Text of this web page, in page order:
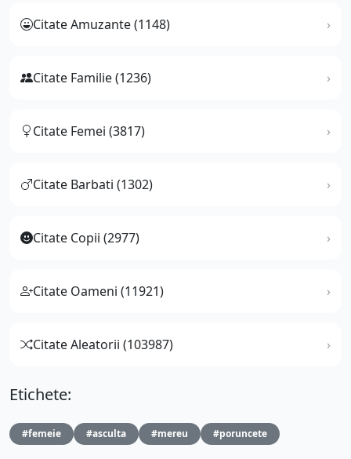
Citate Amuzante (1148)
Citate Familie (1236)
Citate Femei (3817)
Citate Barbati (1302)
Citate Copii (2977)
Citate Oameni (11921)
Citate Aleatorii (103987)
Etichete:
#femeie #asculta #mereu #poruncete